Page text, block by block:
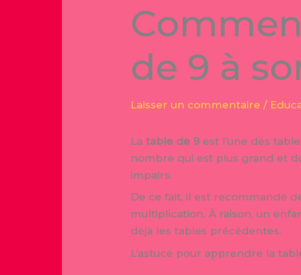
de 9 à
Laisser un commentaire /
Latable de 9 est l’une des
nombre qui est plus grand et
impairs.
De ce fait, il est recommandé
multiplication. À raison, un
déjà les tables précédentes.
L’astuce pour apprendre la